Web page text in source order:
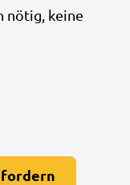
nötig, keine